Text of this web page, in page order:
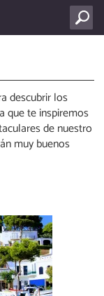
descubrir los
que te inspiremos
de nuestro
muy buenos